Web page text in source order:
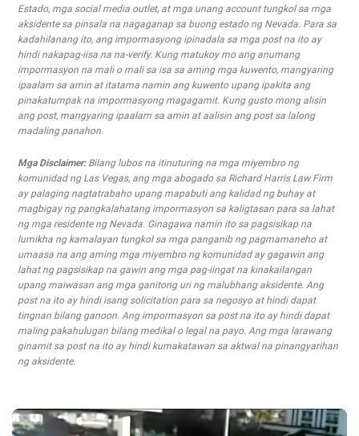
Estado, mga social media outlet, at mga unang account tungkol sa mga
aksidente sa pinsala na nagaganap sa buong estado ng Nevada. Para sa
kadahilanang ito, ang impormasyong ipinadala sa mga post na ito ay
hindi nakapag-iisa na na-verify. Kung matukoy mo ang anumang
impormasyon na mali o mali sa isa sa aming mga kuwento, mangyaring
ipaalam sa amin at itatama namin ang kuwento upang ipakita ang
pinakatumpak na impormasyong magagamit. Kung gusto mong alisin
ang post, mangyaring ipaalam sa amin at aalisin ang post sa lalong
madaling panahon.
Mga Disclaimer:Bilang lubos na itinuturing na mga miyembro ng
komunidad ng Las Vegas, ang mga abogado sa Richard Harris Law Firm
ay palaging nagtatrabaho upang mapabuti ang kalidad ng buhay at
magbigay ng pangkalahatang impormasyon sa kaligtasan para sa lahat
ng mga residente ng Nevada. Ginagawa namin ito sa pagsisikap na
lumikha ng kamalayan tungkol sa mga panganib ng pagmamaneho at
umaasa na ang aming mga miyembro ng komunidad ay gagawin ang
lahat ng pagsisikap na gawin ang mga pag-iingat na kinakailangan
upang maiwasan ang mga ganitong uri ng malubhang aksidente. Ang
post na ito ay hindi isang solicitation para sa negosyo at hindi dapat
tingnan bilang ganoon. Ang impormasyon sa post na ito ay hindi dapat
maling pakahulugan bilang medikal o legal na payo. Ang mga larawang
ginamit sa post na ito ay hindi kumakatawan sa aktwal na pinangyarihan
ng aksidente.